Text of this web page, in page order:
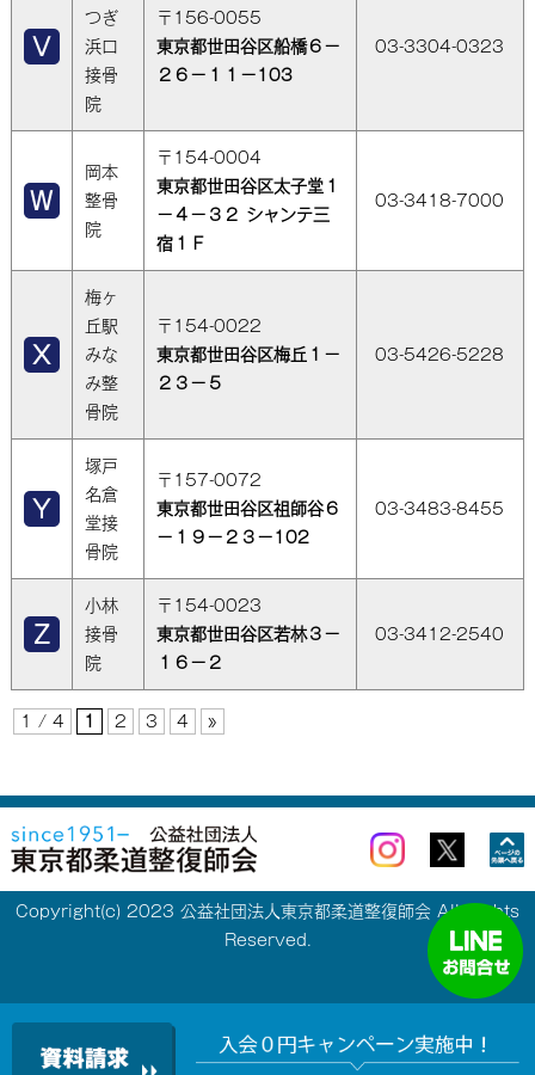
つぎ
浜口
接骨
院
〒156-0055
東京都世田谷区船橋６－
２６－１１－103
03-3304-0323
岡本
整骨
院
〒154-0004
東京都世田谷区太子堂１
－４－３２ シャンテ三
宿１Ｆ
03-3418-7000
梅ヶ
丘駅
みな
み整
骨院
〒154-0022
東京都世田谷区梅丘１－
２３－５
03-5426-5228
塚戸
名倉
堂接
骨院
〒157-0072
東京都世田谷区祖師谷６
－１９－２３－102
03-3483-8455
小林
接骨
院
〒154-0023
東京都世田谷区若林３－
１６－２
03-3412-2540
1 / 4 1 2 3 4 »
Copyright(c) 2023 公益社団法人東京都柔道整復師会 All Rights
Reserved.